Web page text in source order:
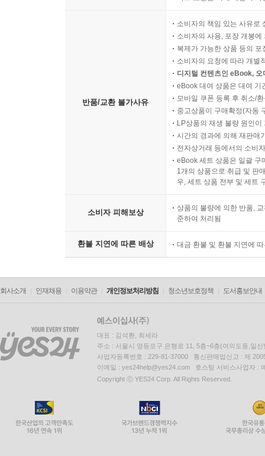
반품/교환 불가사유
소비자의 책임 있는 사유로
소비자의 사용, 포장 개봉
복제가 가능한 상품 등의
소비자의 요청에 따라 개별
디지털 컨텐츠인 eBook,
eBook 대여 상품은 대여 기
모바일 쿠폰 등록 후 취소/
중고상품이 구매확정(자동
LP상품의 재생 불량 원인
시간의 경과에 의해 재판매
전자상거래 등에서의 소비
eBook 세트 상품은 일괄 구
1개의 상품으로 취급 및 판
우, 세트 상품 전부 및 세트
소비자 피해보상
상품의 불량에 의한 반품,
준하여 처리됨
환불 지연에 따른 배상 대금 환불 및 환불 지연에
회사소개 인재채용 이용약관 개인정보처리방침 청소년보호정책 도서홍보안내
대표 : 김석환, 최세라
주소 : 서울시 영등포구 은행로 11, 5층~6층(여의도동,일신
사업자등록번호 : 229-81-37000 통신판매업신고 : 제
이메일 : yes24help@yes24.com 호스팅 서비스사업자 :
Copyright ⓒ YES24 Corp. All Rights Reserved.